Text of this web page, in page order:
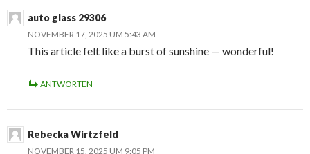
auto glass 29306
NOVEMBER 17, 2025 UM 5:43 AM
This article felt like a burst of sunshine — wonderful!
ANTWORTEN
Rebecka Wirtzfeld
NOVEMBER 15, 2025 UM 9:05 PM